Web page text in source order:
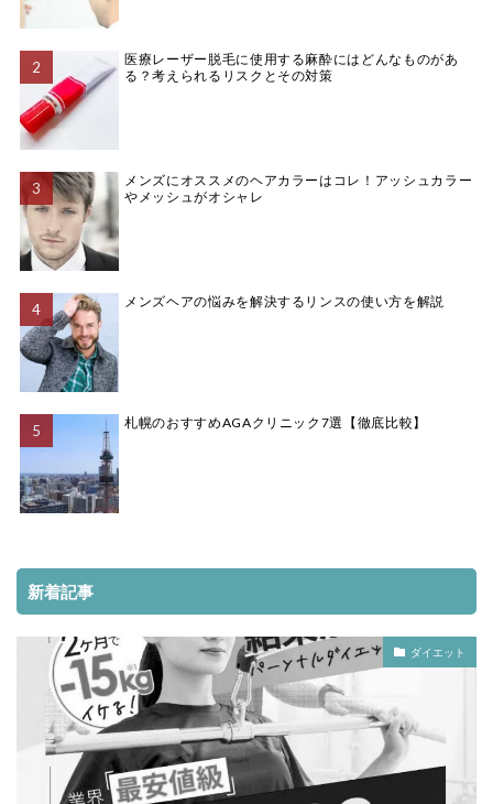
医療レーザー脱毛に使用する麻酔にはどんなものがあ
る？考えられるリスクとその対策
メンズにオススメのヘアカラーはコレ！アッシュカラー
やメッシュがオシャレ
メンズヘアの悩みを解決するリンスの使い方を解説
札幌のおすすめAGAクリニック7選【徹底比較】
新着記事
ダイエット